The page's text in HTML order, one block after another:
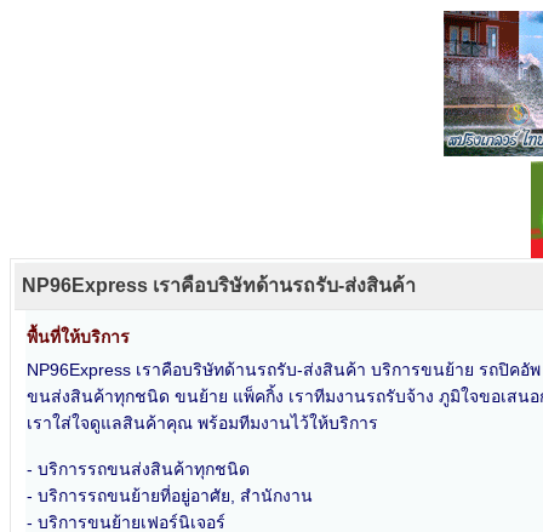
NP96Express เราคือบริษัทด้านรถรับ-ส่งสินค้า
พื้นที่ให้บริการ
NP96Express เราคือบริษัทด้านรถรับ-ส่งสินค้า บริการขนย้าย รถปิค
ขนส่งสินค้าทุกชนิด ขนย้าย แพ็คกิ้ง เราทีมงานรถรับจ้าง ภูมิใจขอเสน
เราใส่ใจดูแลสินค้าคุณ พร้อมทีมงานไว้ให้บริการ
- บริการรถขนส่งสินค้าทุกชนิด
- บริการรถขนย้ายที่อยู่อาศัย, สำนักงาน
- บริการขนย้ายเฟอร์นิเจอร์